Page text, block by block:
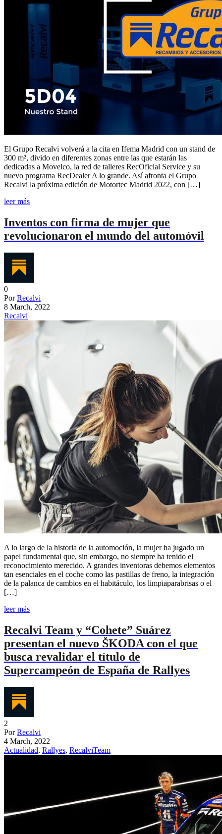
El Grupo Recalvi volverá a la cita en Ifema Madrid con un stand de
300 m², divido en diferentes zonas entre las que estarán las
dedicadas a Movelco, la red de talleres RecOficial Service y su
nuevo programa RecDealer A lo grande. Así afronta el Grupo
Recalvi la próxima edición de Motortec Madrid 2022, con […]
leer más
Inventos con firma de mujer que
revolucionaron el mundo del automóvil
0
PorRecalvi
8 March, 2022
Recalvi
A lo largo de la historia de la automoción, la mujer ha jugado un
papel fundamental que, sin embargo, no siempre ha tenido el
reconocimiento merecido. A grandes inventoras debemos elementos
tan esenciales en el coche como las pastillas de freno, la integración
de la palanca de cambios en el habitáculo, los limpiaparabrisas o el
[…]
leer más
Recalvi Team y “Cohete” Suárez
presentan el nuevo ŠKODA con el que
busca revalidar el título de
Supercampeón de España de Rallyes
2
PorRecalvi
4 March, 2022
Actualidad, Rallyes, RecalviTeam